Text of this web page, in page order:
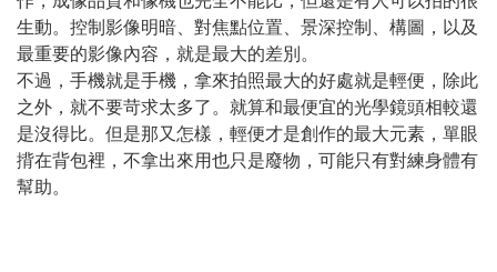
生動。控制影像明暗、對焦點位置、景深控制、構圖，以及
最重要的影像內容，就是最大的差別。
不過，手機就是手機，拿來拍照最大的好處就是輕便，除此
之外，就不要苛求太多了。就算和最便宜的光學鏡頭相較還
是沒得比。但是那又怎樣，輕便才是創作的最大元素，單眼
揹在背包裡，不拿出來用也只是廢物，可能只有對練身體有
幫助。